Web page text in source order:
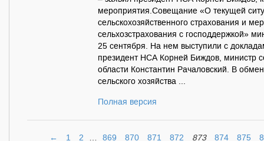
мероприятия.Совещание «О текущей
сельскохозяйственного страхования и
сельхозстрахования с господдержкой»
25 сентября. На нем выступили с
президент НСА Корней Биждов, министр
области Константин Рачаловский. В
сельского хозяйства ...
Полная версия
← 1 2 … 869 870 871 872 873 874 875